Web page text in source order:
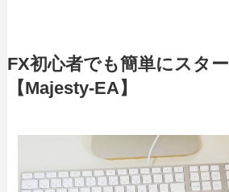
FX初心者でも簡単にスタ
【Majesty-EA】